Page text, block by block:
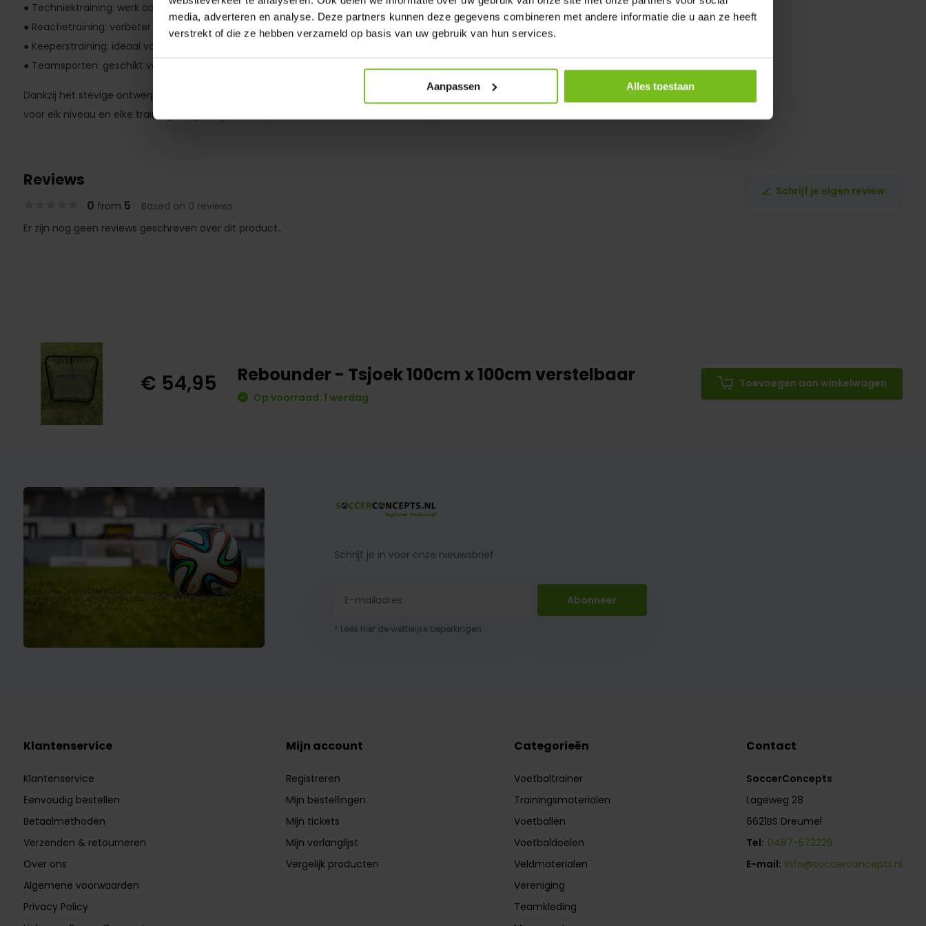
media, adverteren en analyse. Deze partners kunnen deze gegevens combineren met andere informatie die u aan ze heeft
verstrekt of die ze hebben verzameld op basis van uw gebruik van hun services.
Aanpassen Alles toestaan
● Techniektraining: werk aan passing, aannames en balcontrole.
● Reactietraining: verbeter snelheid en handelingssnelheid met onvoorspelbare rebounds.
● Keeperstraining: ideaal voor reflexen en het verwerken van schoten.
● Teamsporten: geschikt voor voetbal, handbal en andere balsporten.
Dankzij het stevige ontwerp en de verstelbare mogelijkheden is deze rebounder geschikt
voor elk niveau en elke trainingsomgeving. Zo haal je het maximale uit iedere training.
Reviews
0 from 5 Based on 0 reviews
Schrijf je eigen review
Er zijn nog geen reviews geschreven over dit product..
€ 54,95 Rebounder - Tsjoek 100cm x 100cm verstelbaar
Op voorraad: 1 werdag
Toevoegen aan winkelwagen
Schrijf je in voor onze nieuwsbrief
Abonneer
* Lees hier de wettelijke beperkingen
Klantenservice
Klantenservice
Eenvoudig bestellen
Betaalmethoden
Verzenden & retourneren
Over ons
Algemene voorwaarden
Privacy Policy
Mijn account
Registreren
Mijn bestellingen
Mijn tickets
Mijn verlanglijst
Vergelijk producten
Categorieën
Voetbaltrainer
Trainingsmaterialen
Voetballen
Voetbaldoelen
Veldmaterialen
Vereniging
Teamkleding
Contact
SoccerConcepts
Lageweg 28
6621BS Dreumel
Tel: 0487-572229
E-mail: info@soccerconcepts.nl